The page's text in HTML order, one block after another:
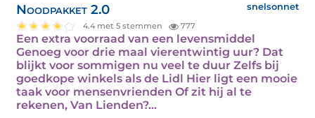
Noodpakket 2.0 snelsonnet
4.4 met 5 stemmen 777
Een extra voorraad van een levensmiddel
Genoeg voor drie maal vierentwintig uur? Dat
blijkt voor sommigen nu veel te duur Zelfs bij
goedkope winkels als de Lidl Hier ligt een mooie
taak voor mensenvrienden Of zit hij al te
rekenen, Van Lienden?…